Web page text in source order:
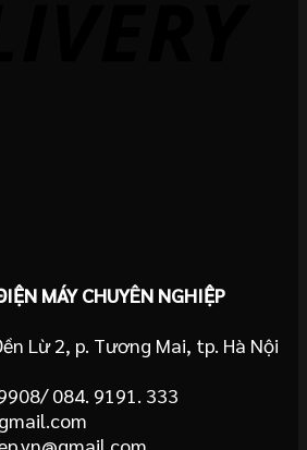
MÁY CHUYÊN NGHIỆP
Lừ 2, p. Tương Mai, tp. Hà Nội
084. 9191. 333